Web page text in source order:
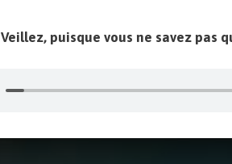
Veillez, puisque vous ne savez pas